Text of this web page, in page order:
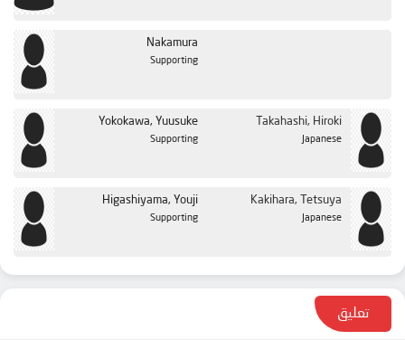
Nakamura
Supporting
Yokokawa, Yuusuke
Supporting
Takahashi, Hiroki
Japanese
Higashiyama, Youji
Supporting
Kakihara, Tetsuya
Japanese
تعليق